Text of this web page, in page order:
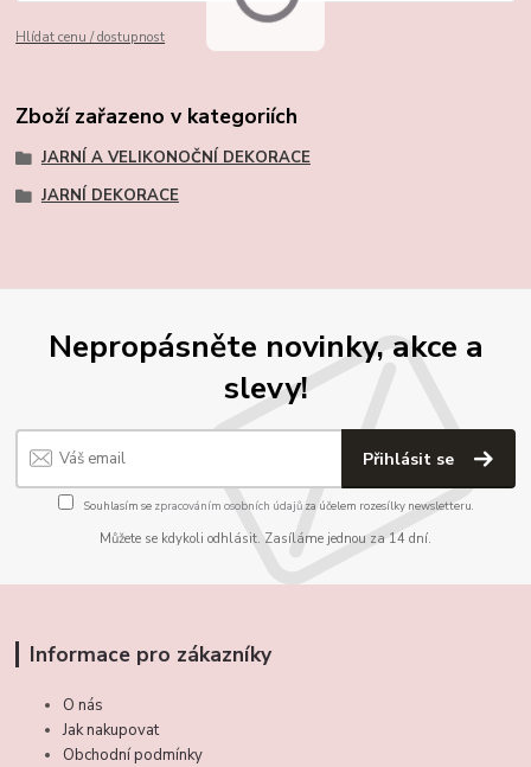
Hlídat cenu / dostupnost
Zboží zařazeno v kategoriích
JARNÍ A VELIKONOČNÍ DEKORACE
JARNÍ DEKORACE
Nepropásněte novinky, akce a
slevy!
Přihlásit se
Souhlasím se zpracováním osobních údajůza účelem rozesílky newsletteru.
Můžete se kdykoli odhlásit. Zasíláme jednou za 14 dní.
Informace pro zákazníky
O nás
Jak nakupovat
Obchodní podmínky